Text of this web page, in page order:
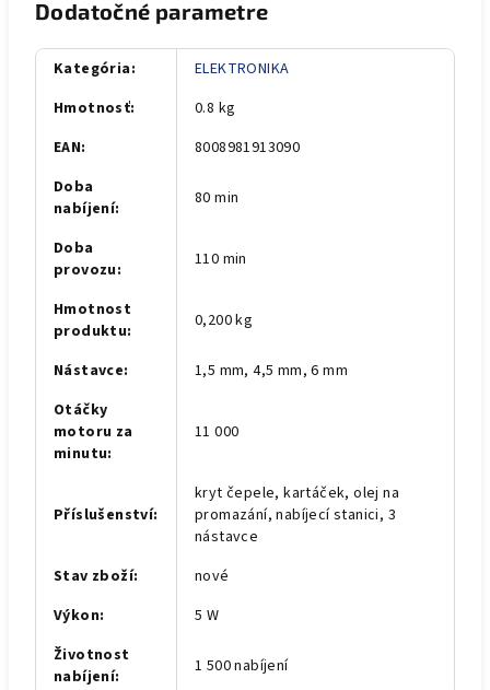
Dodatočné parametre
Kategória:
ELEKTRONIKA
Hmotnosť:
0.8 kg
EAN:
8008981913090
Doba
nabíjení: 80 min
Doba
provozu: 110 min
Hmotnost
produktu: 0,200 kg
Nástavce:
1,5 mm, 4,5 mm, 6 mm
Otáčky
motoru za
minutu:
11 000
Příslušenství:
kryt čepele, kartáček, olej na
promazání, nabíjecí stanici, 3
nástavce
Stav zboží:
nové
Výkon:
5 W
Životnost
nabíjení: 1 500 nabíjení